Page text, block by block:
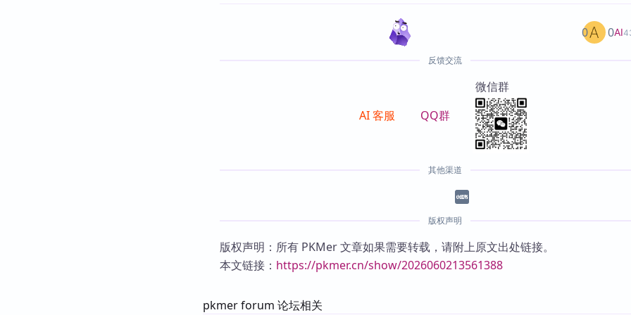
AI
0 0
反馈交流
AI 客服 QQ群
微信群
其他渠道
版权声明
版权声明：所有 PKMer 文章如果需要转载，请附上原文出处链接。
本文链接： https://pkmer.cn/show/2026060213561388
pkmer forum 论坛相关